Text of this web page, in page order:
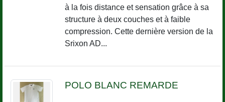
à la fois distance et sensation grâce à sa
structure à deux couches et à faible
compression. Cette dernière version de la
Srixon AD...
POLO BLANC REMARDE